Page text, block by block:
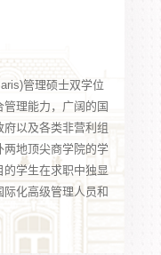
管理硕士双学位
理能力，广阔的国
以及各类非营利组
地顶尖商学院的学
学生在求职中独显
化高级管理人员和